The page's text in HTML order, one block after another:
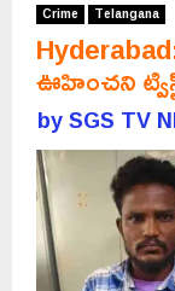
Crime Telangana
ఊహించని
bySGS TV